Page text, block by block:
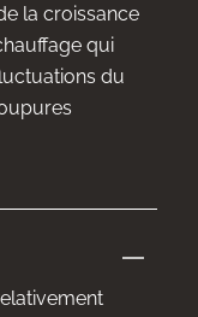
la croissance
qui
du